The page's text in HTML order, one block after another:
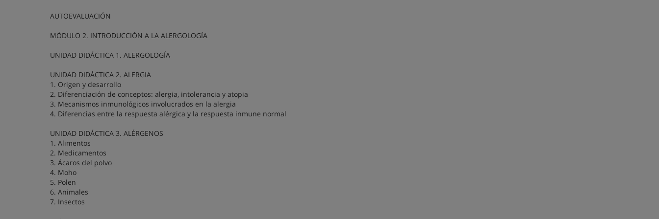
AUTOEVALUACIÓN
MÓDULO 2. INTRODUCCIÓN A LA ALERGOLOGÍA
UNIDAD DIDÁCTICA 1. ALERGOLOGÍA
UNIDAD DIDÁCTICA 2. ALERGIA
1. Origen y desarrollo
2. Diferenciación de conceptos: alergia, intolerancia y atopia
3. Mecanismos inmunológicos involucrados en la alergia
4. Diferencias entre la respuesta alérgica y la respuesta inmune normal
UNIDAD DIDÁCTICA 3. ALÉRGENOS
1. Alimentos
2. Medicamentos
3. Ácaros del polvo
4. Moho
5. Polen
6. Animales
7. Insectos